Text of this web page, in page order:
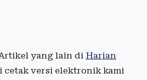
yang lain di Harian
cetak versi elektronik kami